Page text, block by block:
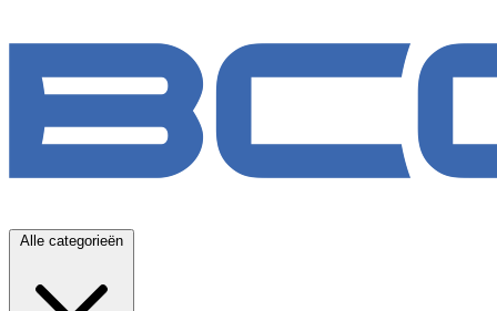
Alle categorieën